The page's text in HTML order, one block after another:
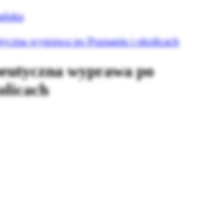
wyprawa po Poznaniu i okolicach
wyprawa po